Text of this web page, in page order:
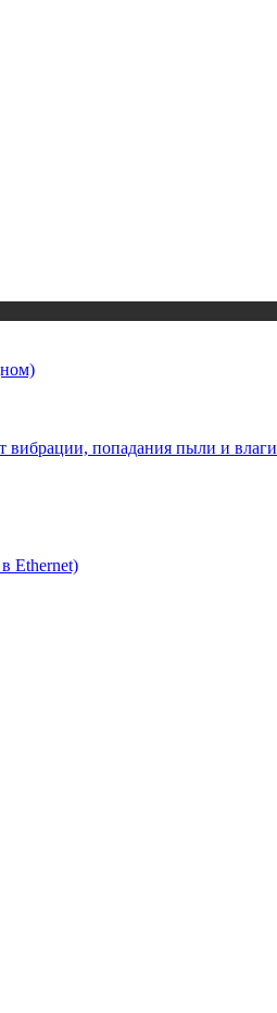
попадания пыли и влаги
Ethernet)